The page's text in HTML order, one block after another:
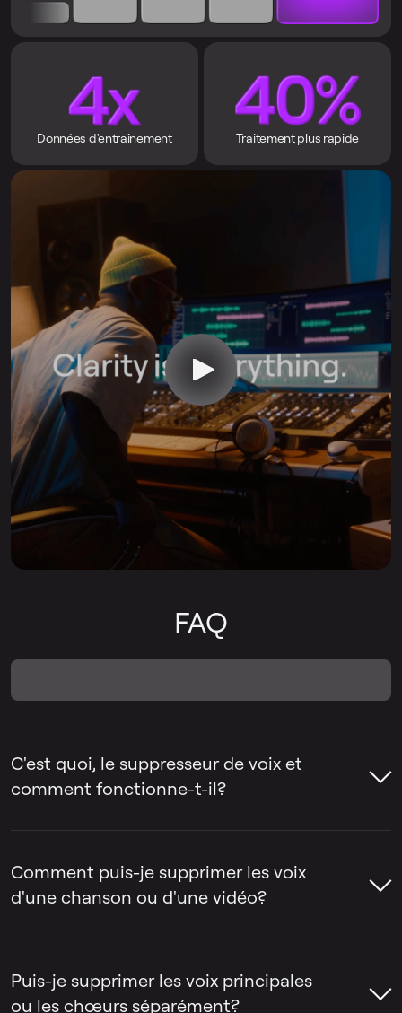
Données d'entraînement Traitement plus rapide
FAQ
C'est quoi, le suppresseur de voix et
comment fonctionne-t-il?
à supprimer la voix d'une chanson ou à
séparer la voix de l'instrumental. Les gens
pistes pour le remixage, le montage et la
Comment puis-je supprimer les voix
d'une chanson ou d'une vidéo?
être utilisé pour supprimer la voix d'une
chanson ou d'une vidéo en quelques
Puis-je supprimer les voix principales
ou les chœurs séparément?